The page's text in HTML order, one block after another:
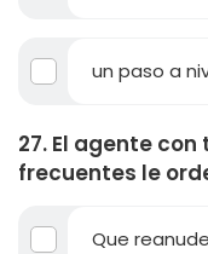
un paso a
27. El agente
frecuentes le
Que